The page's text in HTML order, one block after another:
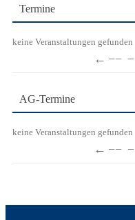
Termine
keine Veranstaltungen gefunden
← −− −
AG-Termine
keine Veranstaltungen gefunden
← −− −